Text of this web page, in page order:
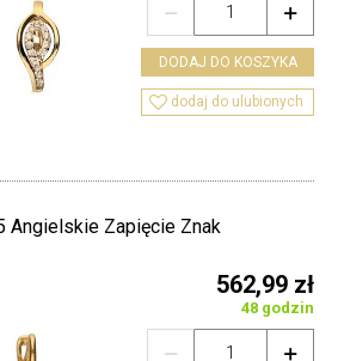


DODAJ DO KOSZYKA
 dodaj do ulubionych
Angielskie Zapięcie Znak
562,99 zł
48 godzin

